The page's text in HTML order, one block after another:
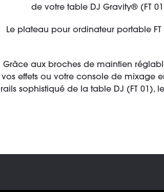
de votre table DJ Gravity® (FT
Le plateau pour ordinateur portable FT
Grâce aux broches de maintien
vos effets ou votre console de mixage
rails sophistiqué de la table DJ (FT